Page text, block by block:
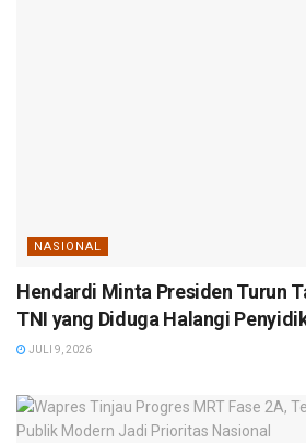
NASIONAL
Hendardi Minta Presiden Turun
TNI yang Diduga Halangi
JULI 9, 2026